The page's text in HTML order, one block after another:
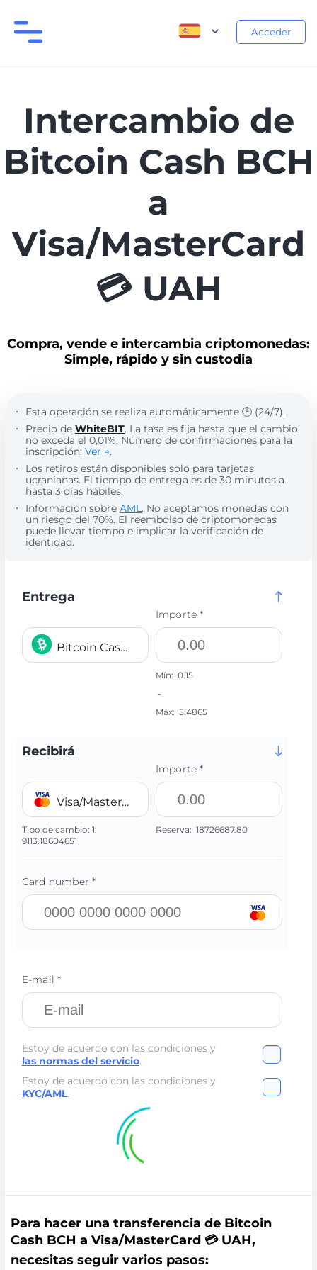
Acceder
Intercambio de
Bitcoin Cash BCH
a
Visa/MasterCard
💳 UAH
Compra, vende e intercambia criptomonedas:
Simple, rápido y sin custodia
Esta operación se realiza automáticamente 🕒 (24/7).
Precio de WhiteBIT. La tasa es fija hasta que el cambio
no exceda el 0,01%. Número de confirmaciones para la
inscripción: Ver →.
Los retiros están disponibles solo para tarjetas
ucranianas. El tiempo de entrega es de 30 minutos a
hasta 3 días hábiles.
Información sobre AML. No aceptamos monedas con
un riesgo del 70%. El reembolso de criptomonedas
puede llevar tiempo e implicar la verificación de
identidad.
Entrega
Bitcoin Cash BCH
Importe *
Mín: 0.15
-
Máx: 5.4865
Recibirá
Visa/MasterCard 💳 UAH
Tipo de cambio: 1:
9113.18604651
Importe *
Reserva: 18726687.80
Card number *
E-mail *
Estoy de acuerdo con las condiciones y
las normas del servicio.
Estoy de acuerdo con las condiciones y
KYC/AML.
Para hacer una transferencia de Bitcoin
Cash BCH a Visa/MasterCard 💳 UAH,
necesitas seguir varios pasos: